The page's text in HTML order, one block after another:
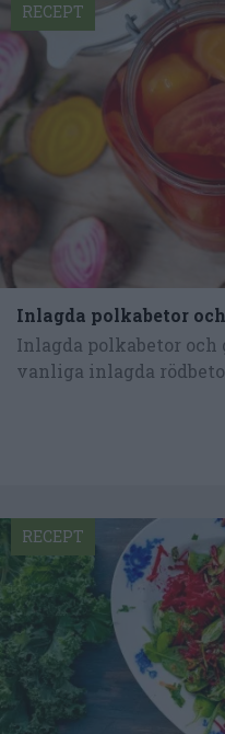
Inlagda polkabetor
Inlagda polkabetor och
vanliga inlagda
RECEPT
RECEPT